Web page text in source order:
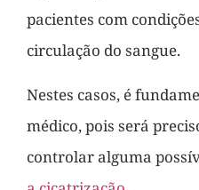
pacientes com
circulação do sangue.
Nestes casos, é
médico, pois será
controlar alguma